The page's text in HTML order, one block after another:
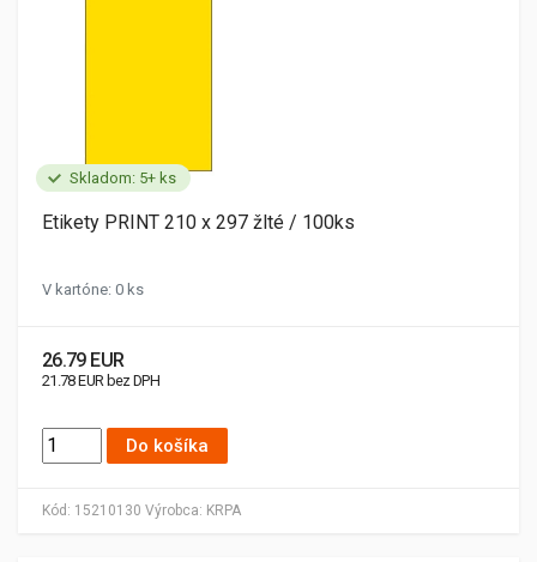
Skladom: 5+ ks
Kód: 15210130 Výrobca: KRPA
Etikety PRINT 210 x 297 žlté / 100ks
V kartóne: 0 ks
26.79 EUR
21.78 EUR bez DPH
Do košíka